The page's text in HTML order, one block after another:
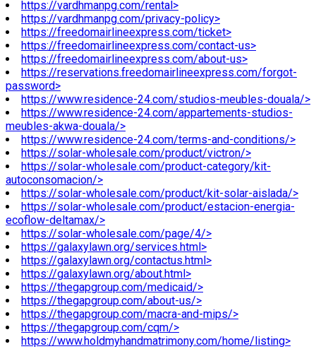
https://vardhmanpg.com/rental>
https://vardhmanpg.com/privacy-policy>
https://freedomairlineexpress.com/ticket>
https://freedomairlineexpress.com/contact-us>
https://freedomairlineexpress.com/about-us>
https://reservations.freedomairlineexpress.com/forgot-
password>
https://www.residence-24.com/studios-meubles-douala/>
https://www.residence-24.com/appartements-studios-
meubles-akwa-douala/>
https://www.residence-24.com/terms-and-conditions/>
https://solar-wholesale.com/product/victron/>
https://solar-wholesale.com/product-category/kit-
autoconsomacion/>
https://solar-wholesale.com/product/kit-solar-aislada/>
https://solar-wholesale.com/product/estacion-energia-
ecoflow-deltamax/>
https://solar-wholesale.com/page/4/>
https://galaxylawn.org/services.html>
https://galaxylawn.org/contactus.html>
https://galaxylawn.org/about.html>
https://thegapgroup.com/medicaid/>
https://thegapgroup.com/about-us/>
https://thegapgroup.com/macra-and-mips/>
https://thegapgroup.com/cqm/>
https://www.holdmyhandmatrimony.com/home/listing>